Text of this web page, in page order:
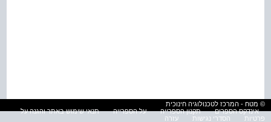
© מטח - המרכז לטכנולוגיה חינוכית
אינדקס הספרים
תקנון הספרייה על הספרייה
תנאי שימוש באתר והגנה על
פרטיות
הסדרי נגישות עזרה